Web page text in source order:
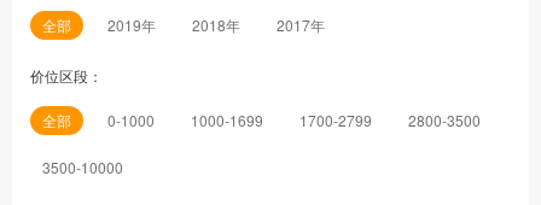
全部 2019年 2018年 2017年
价位区段：
全部 0-1000 1000-1699 1700-2799 2800-3500
3500-10000